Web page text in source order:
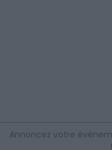
Annoncez votre